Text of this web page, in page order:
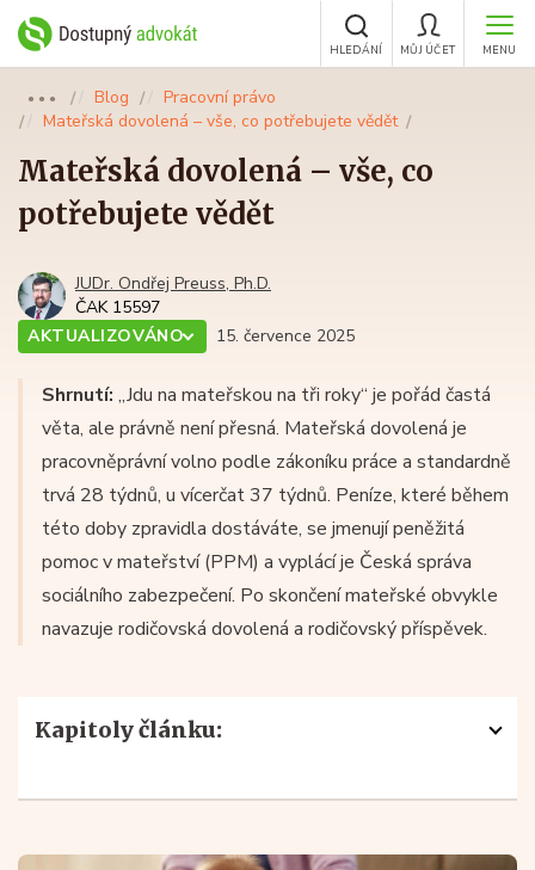
MENU
MŮJ ÚČET
HLEDÁNÍ
●●● Blog
Pracovní právo
Mateřská dovolená – vše, co potřebujete vědět
Mateřská dovolená – vše, co
potřebujete vědět
JUDr. Ondřej Preuss, Ph.D.
ČAK 15597
AKTUALIZOVÁNO
15. července 2025
Shrnutí: „Jdu na mateřskou na tři roky“ je pořád častá
věta, ale právně není přesná. Mateřská dovolená je
pracovněprávní volno podle zákoníku práce a standardně
trvá 28 týdnů, u vícerčat 37 týdnů. Peníze, které během
této doby zpravidla dostáváte, se jmenují peněžitá
pomoc v mateřství (PPM) a vyplácí je Česká správa
sociálního zabezpečení. Po skončení mateřské obvykle
navazuje rodičovská dovolená a rodičovský příspěvek.
Kapitoly článku: